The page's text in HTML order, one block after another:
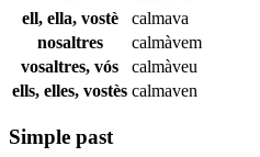
ell, ella, vostè
calmava
nosaltres
calmàvem
vosaltres, vós
calmàveu
ells, elles, vostès calmaven
Simple past